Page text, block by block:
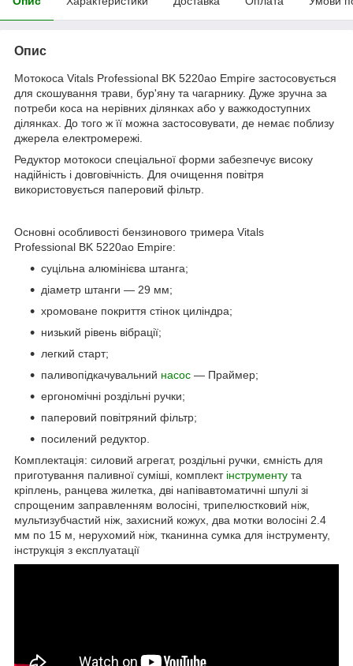
Опис
Мотокоса Vitals Professional BK 5220ao Empire застосовується
для скошування трави, бур'яну та чагарнику. Дуже зручна за
потреби коса на нерівних ділянках або у важкодоступних
ділянках. До того ж її можна застосовувати, де немає поблизу
джерела електромережі.
Редуктор мотокоси спеціальної форми забезпечує високу
надійність і довговічність. Для очищення повітря
використовується паперовий фільтр.
Основні особливості бензинового тримера Vitals
Professional BK 5220ao Empire:
суцільна алюмінієва штанга;
діаметр штанги — 29 мм;
хромоване покриття стінок циліндра;
низький рівень вібрації;
легкий старт;
паливопідкачувальний насос — Праймер;
ергономічні роздільні ручки;
паперовий повітряний фільтр;
посилений редуктор.
Комплектація: силовий агрегат, роздільні ручки, ємність для
приготування паливної суміші, комплект інструменту та
кріплень, ранцева жилетка, дві напівавтоматичні шпулі зі
спрощеним заправленням волосіні, трипелюстковий ніж,
мультизубчастий ніж, захисний кожух, два мотки волосіні 2.4
мм по 15 м, нерухомий ніж, тканинна сумка для інструменту,
інструкція з експлуатації